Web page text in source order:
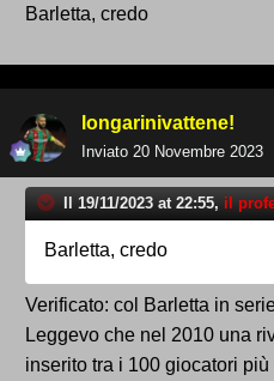
Barletta, credo
longarinivattene!
Inviato 20 Novembre 2023
Il 19/11/2023 at 22:55, il
Barletta, credo
Verificato: col Barletta in
Leggevo che nel 2010 una
inserito tra i 100 giocatori